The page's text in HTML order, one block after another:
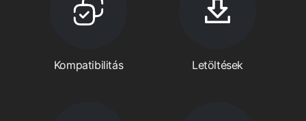
Kompatibilitás Letöltések